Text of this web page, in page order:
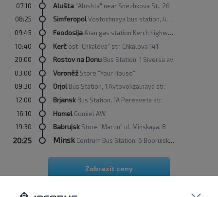
07:10 Alušta "Alushta" near Snezhkova St., 26
08:25 SimferopolVostochnaya bus station, 4, Samokhvalova str.
09:45 FeodosijaAtan gas station Kerch highway, 23
10:40 Kerč ost "Chkalova" str. Chkalova 141
20:00 Rostov na Donu Bus Station, 1 Siversa av.
03:00 Voroněž Store "Your House"
09:30 Orjol Bus Station, 1 Avtovokzalnaya str.
12:00 Brjansk Bus Station, 1A Peresveta str.
16:10 Homel Gomiel AW
19:30 Babrujsk Store "Martin" ul. Minskaya, 8
20:25 Minsk Centrum Bus Station, 6 Bobruiskaya str.
Zobrazit ceny